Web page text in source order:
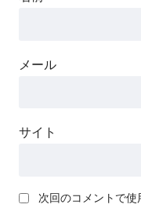
メール
サイト
次回のコメントで使